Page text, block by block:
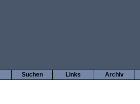
Archiv
Links
Suchen